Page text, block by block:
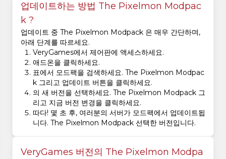
업데이트하는 방법 The Pixelmon Modpac
k ?
업데이트 중 The Pixelmon Modpack 은 매우 간단하며,
아래 단계를 따르세요.
VeryGames에서 제어판에 액세스하세요.
애드온을 클릭하세요.
표에서 모드팩을 검색하세요. The Pixelmon Modpac
k 그리고 업데이트 버튼을 클릭하세요.
의 새 버전을 선택하세요. The Pixelmon Modpack 그
리고 지금 버전 변경을 클릭하세요.
따다! 몇 초 후, 여러분의 서버가 모드팩에서 업데이트됩
니다. The Pixelmon Modpack 선택한 버전입니다.
VeryGames 버전의 The Pixelmon Modpa